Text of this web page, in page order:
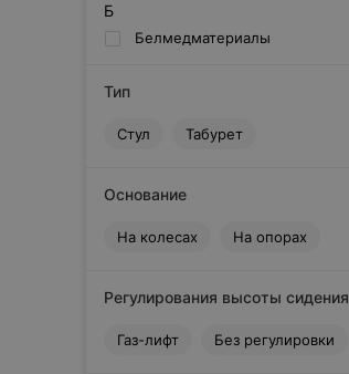
Б
Белмедматериалы
Тип
Стул Табурет
Основание
На колесах На опорах
Регулирования высоты сидения
Газ-лифт Без регулировки